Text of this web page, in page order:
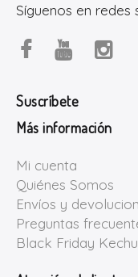
Síguenos en redes
Suscríbete
Más información
Mi cuenta
Quiénes Somos
Envíos y
Preguntas
Black Friday